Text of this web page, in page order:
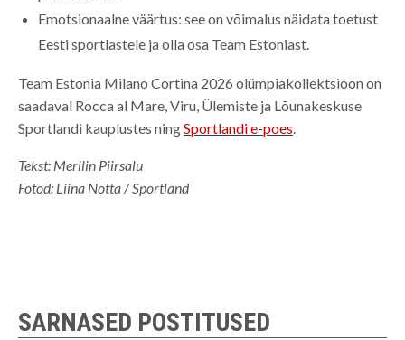
Emotsionaalne väärtus: see on võimalus näidata toetust
Eesti sportlastele ja olla osa Team Estoniast.
Team Estonia Milano Cortina 2026 olümpiakollektsioon on
saadaval Rocca al Mare, Viru, Ülemiste ja Lõunakeskuse
Sportlandi kauplustes ningSportlandi e-poes.
Tekst: Merilin Piirsalu
Fotod: Liina Notta / Sportland
SARNASED POSTITUSED